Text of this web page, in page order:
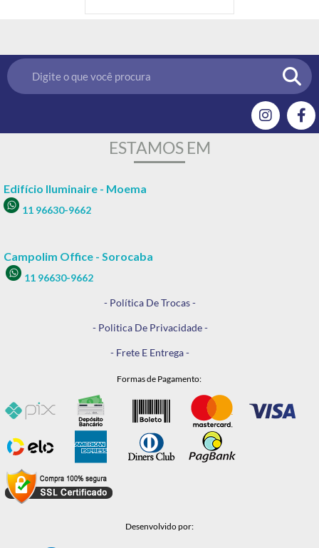
ESTAMOS EM
Edifício Iluminaire - Moema
11 96630-9662
Campolim Office - Sorocaba
11 96630-9662
- Política De Trocas -
- Politica De Privacidade -
- Frete E Entrega -
Formas de Pagamento:
Desenvolvido por: